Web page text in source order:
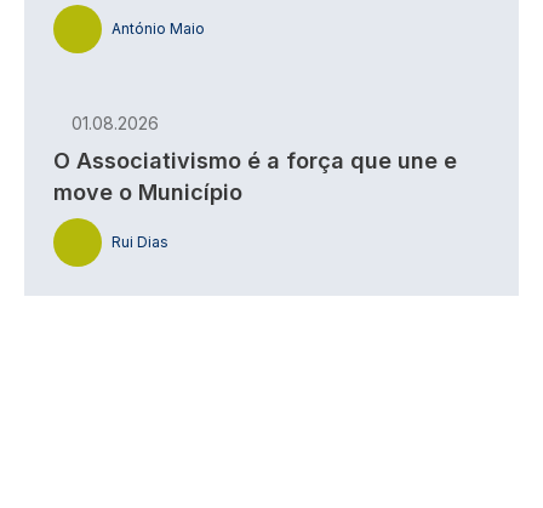
António Maio
01.08.2026
O Associativismo é a força que une e
move o Município
Rui Dias